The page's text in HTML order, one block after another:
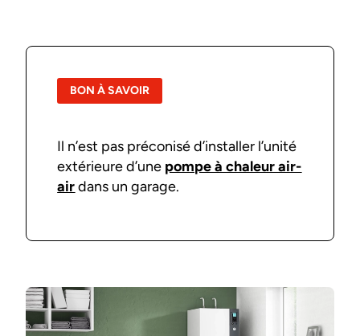
BON À SAVOIR
Il n’est pas préconisé d’installer l’unité
extérieure d’une pompe à chaleur air-
airdans un garage.